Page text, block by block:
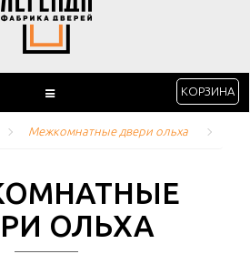
КОРЗИНА
Межкомнатные двери ольха
ОЛЬХА